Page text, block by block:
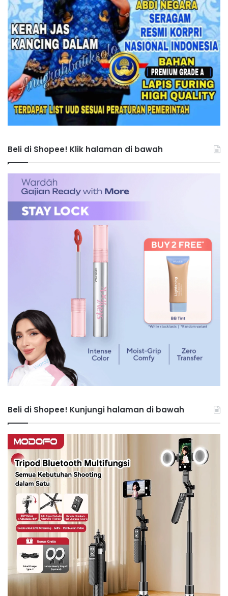
Beli di Shopee! Klik halaman di bawah
Beli di Shopee! Kunjungi halaman di bawah